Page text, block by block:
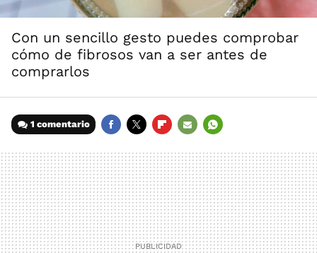
Con un sencillo gesto puedes comprobar
cómo de fibrosos van a ser antes de
comprarlos
1 comentario
MAIL